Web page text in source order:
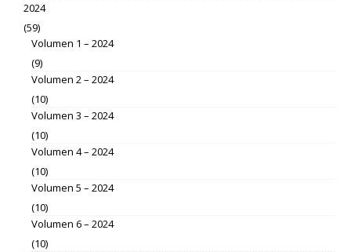
2024
(59)
Volumen 1 – 2024
(9)
Volumen 2 – 2024
(10)
Volumen 3 – 2024
(10)
Volumen 4 – 2024
(10)
Volumen 5 – 2024
(10)
Volumen 6 – 2024
(10)